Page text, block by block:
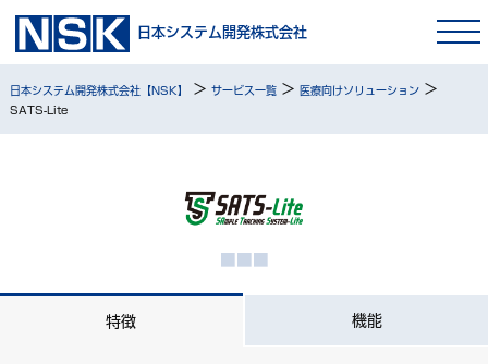
日本システム開発株式会社
日本システム開発株式会社【NSK】 > サービス一覧> 医療向けソリューション>
SATS-Lite
特徴 機能